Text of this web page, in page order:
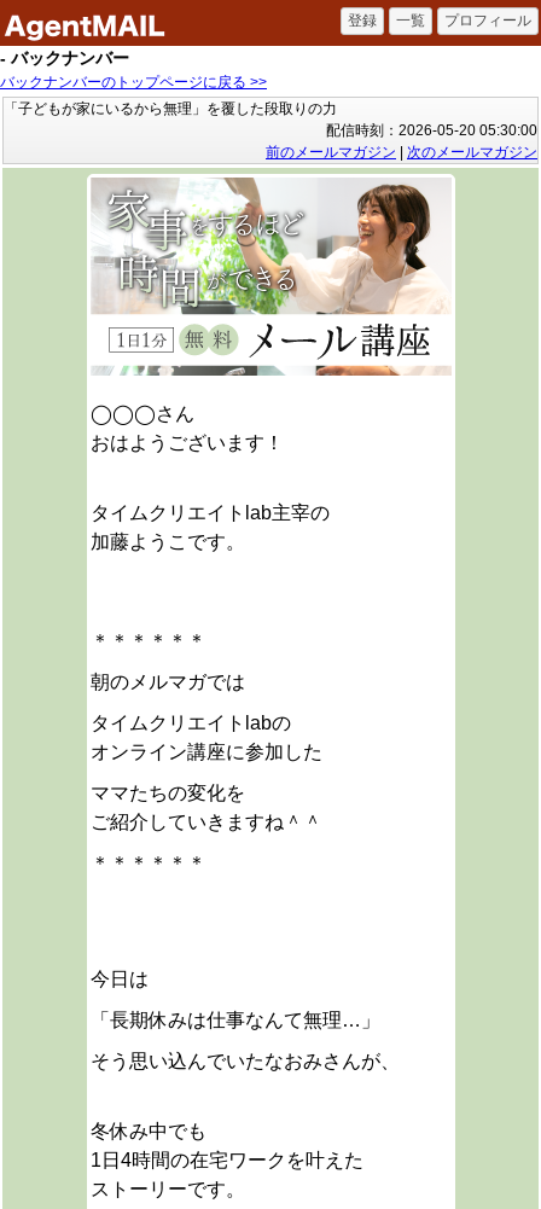
- バックナンバー
バックナンバーのトップページに戻る >>
「子どもが家にいるから無理」を覆した段取りの力
配信時刻：2026-05-20 05:30:00
前のメールマガジン
次のメールマガジン
◯◯◯さん
おはようございます！
タイムクリエイトlab主宰の
加藤ようこです。
＊＊＊＊＊＊
朝のメルマガでは
タイムクリエイトlabの
オンライン講座に参加した
ママたちの変化を
ご紹介していきますね＾＾
＊＊＊＊＊＊
今日は
「長期休みは仕事なんて無理…」
そう思い込んでいたなおみさんが、
冬休み中でも
1日4時間の在宅ワークを叶えた
ストーリーです。